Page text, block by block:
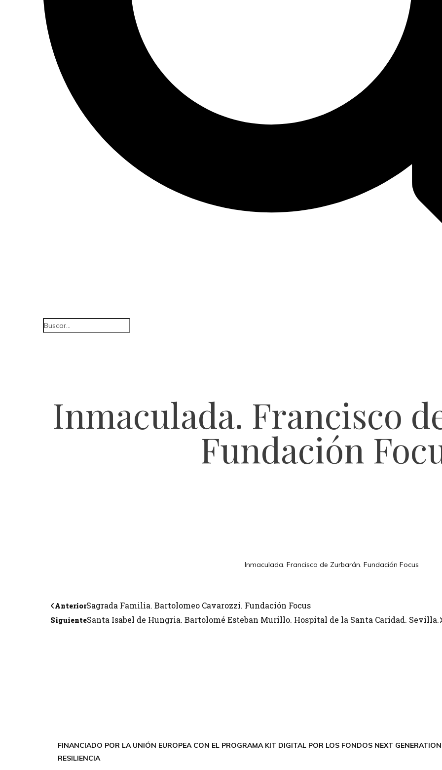
Inmaculada. Francisco
Fundación
Inmaculada. Francisco de Zurbarán. Fundación Focus
AnteriorSagrada Familia. Bartolomeo Cavarozzi. Fundación Focus
SiguienteSanta Isabel de Hungria. Bartolomé Esteban Murillo. Hospital de la Santa Caridad. Sevilla.
FINANCIADO POR LA UNIÓN EUROPEA CON EL PROGRAMA KIT DIGITAL POR LOS FONDOS NEXT
RESILIENCIA